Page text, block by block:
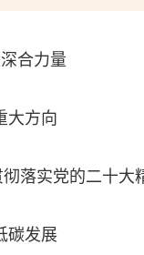
合力量
大方向
落实党的二十大
碳发展